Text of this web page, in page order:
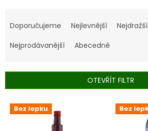
a
e
r
o
d
Doporučujeme Nejlevnější
Nejdražší
Nejprodávanější
Abecedně
OTEVŘÍT FILTR
V Bez lepku Bez